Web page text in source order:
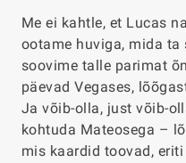
Me ei kahtle, et Lucas
ootame huviga, mida ta
soovime talle parimat
päevad Vegases,
Ja võib-olla, just võib-
kohtuda Mateosega –
mis kaardid toovad,